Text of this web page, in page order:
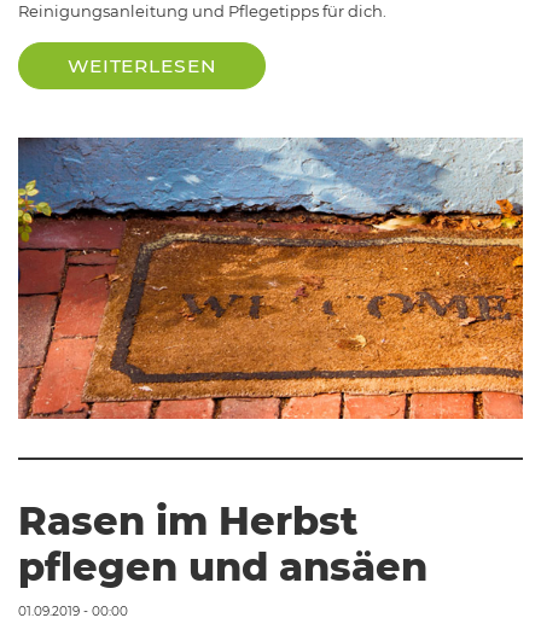
Reinigungsanleitung und Pflegetipps für dich.
WEITERLESEN
Rasen im Herbst
pflegen und ansäen
01.09.2019 - 00:00